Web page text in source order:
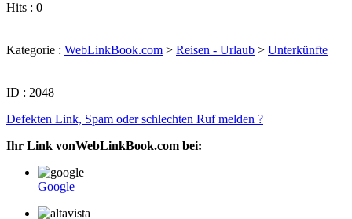
Hits : 0
Kategorie : WebLinkBook.com > Reisen - Urlaub > Unterkünfte
ID : 2048
Defekten Link, Spam oder schlechten Ruf melden ?
Ihr Link vonWebLinkBook.com bei:
Google